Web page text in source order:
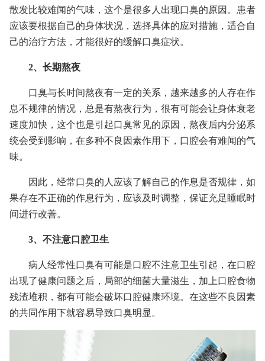
散发比较难闻的气味，这个是很多人出现口臭的原因。患者
应该要根据自己的身体状况，选择具体的应对措施，适合自
己的治疗方法，才能很好的缓解口臭症状。
2、长期熬夜
口臭与长时间熬夜有一定的关系，越来越多的人存在作
息不规律的情况，总是有熬夜行为，很有可能会让身体衰老
速度加快，这个也是引起口臭常见的原因，熬夜后内分泌系
统会受到影响，在多种不良因素作用下，口腔会有难闻的气
味。
因此，经常口臭的人应该了解自己的作息是否规律，如
果存在不正确的作息行为，应该及时调整，保证充足睡眠时
间进行改善。
3、不注意口腔卫生
病人经常性口臭有可能是口腔不注意卫生引起，在口腔
出现了健康问题之后，局部的细菌大量滋生，加上口腔食物
残渣堆积，都有可能会破坏口腔健康环境。在这些不良因素
的共同作用下就容易导致口臭明显。